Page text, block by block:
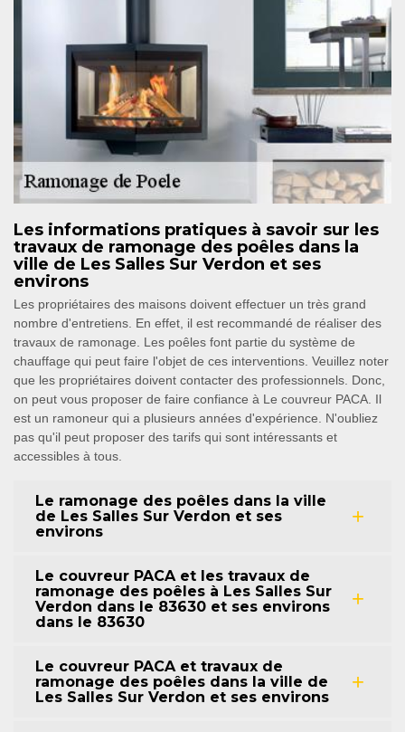
Les informations pratiques à savoir sur les
travaux de ramonage des poêles dans la
ville de Les Salles Sur Verdon et ses
environs
Les propriétaires des maisons doivent effectuer un très grand
nombre d'entretiens. En effet, il est recommandé de réaliser des
travaux de ramonage. Les poêles font partie du système de
chauffage qui peut faire l'objet de ces interventions. Veuillez noter
que les propriétaires doivent contacter des professionnels. Donc,
on peut vous proposer de faire confiance à Le couvreur PACA. Il
est un ramoneur qui a plusieurs années d'expérience. N'oubliez
pas qu'il peut proposer des tarifs qui sont intéressants et
accessibles à tous.
Le ramonage des poêles dans la ville
de Les Salles Sur Verdon et ses
environs
Le couvreur PACA et les travaux de
ramonage des poêles à Les Salles Sur
Verdon dans le 83630 et ses environs
dans le 83630
Le couvreur PACA et travaux de
ramonage des poêles dans la ville de
Les Salles Sur Verdon et ses environs